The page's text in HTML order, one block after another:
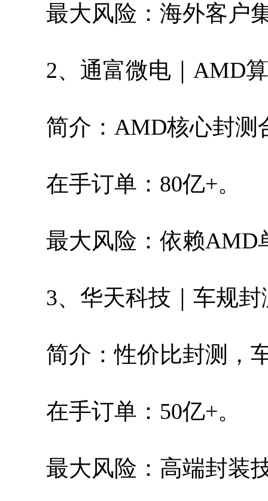
最大风险：海外客户
2、通富微电｜AMD
简介：AMD核心封测
在手订单：80亿+。
最大风险：依赖AMD
3、华天科技｜车规封
简介：性价比封测，
在手订单：50亿+。
最大风险：高端封装